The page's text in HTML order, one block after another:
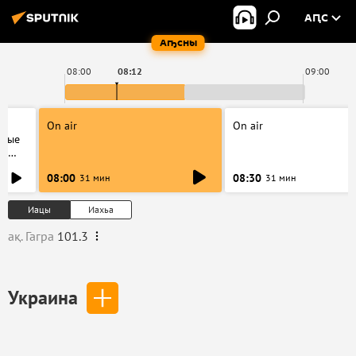
Аҧсны
АԤС
08:00 09:00
08:12
On air
08:00 31 мин
On air
08:30 31 мин
Иацы Иахьа
ақ. Гагра 101.3
Украина